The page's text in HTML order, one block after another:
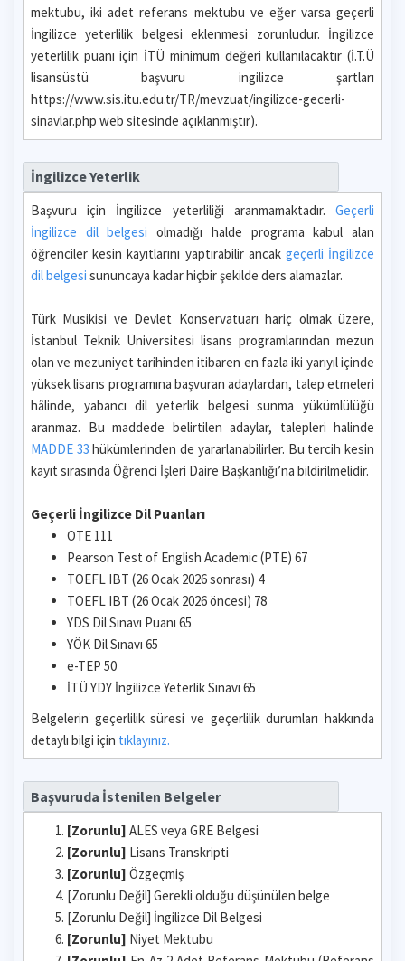
mektubu, iki adet referans mektubu ve eğer varsa geçerli
İngilizce yeterlilik belgesi eklenmesi zorunludur. İngilizce
yeterlilik puanı için İTÜ minimum değeri kullanılacaktır (İ.T.Ü
lisansüstü başvuru ingilizce şartları
https://www.sis.itu.edu.tr/TR/mevzuat/ingilizce-gecerli-
sinavlar.php web sitesinde açıklanmıştır).
İngilizce Yeterlik
Başvuru için İngilizce yeterliliği aranmamaktadır. Geçerli
İngilizce dil belgesi olmadığı halde programa kabul alan
öğrenciler kesin kayıtlarını yaptırabilir ancak geçerli İngilizce
dil belgesi sununcaya kadar hiçbir şekilde ders alamazlar.
Türk Musikisi ve Devlet Konservatuarı hariç olmak üzere,
İstanbul Teknik Üniversitesi lisans programlarından mezun
olan ve mezuniyet tarihinden itibaren en fazla iki yarıyıl içinde
yüksek lisans programına başvuran adaylardan, talep etmeleri
hâlinde, yabancı dil yeterlik belgesi sunma yükümlülüğü
aranmaz. Bu maddede belirtilen adaylar, talepleri halinde
MADDE 33 hükümlerinden de yararlanabilirler. Bu tercih kesin
kayıt sırasında Öğrenci İşleri Daire Başkanlığı’na bildirilmelidir.
Geçerli İngilizce Dil Puanları
OTE 111
Pearson Test of English Academic (PTE) 67
TOEFL IBT (26 Ocak 2026 sonrası) 4
TOEFL IBT (26 Ocak 2026 öncesi) 78
YDS Dil Sınavı Puanı 65
YÖK Dil Sınavı 65
e-TEP 50
İTÜ YDY İngilizce Yeterlik Sınavı 65
Belgelerin geçerlilik süresi ve geçerlilik durumları hakkında
detaylı bilgi için tıklayınız.
Başvuruda İstenilen Belgeler
[Zorunlu] ALES veya GRE Belgesi
[Zorunlu] Lisans Transkripti
[Zorunlu] Özgeçmiş
[Zorunlu Değil] Gerekli olduğu düşünülen belge
[Zorunlu Değil] İngilizce Dil Belgesi
[Zorunlu] Niyet Mektubu